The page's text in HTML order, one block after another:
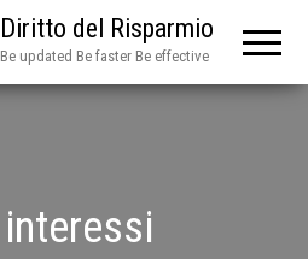
Diritto del Risparmio
Be updated Be faster Be effective
interessi